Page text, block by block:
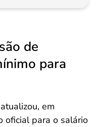
de
para
em
oficial para o salário